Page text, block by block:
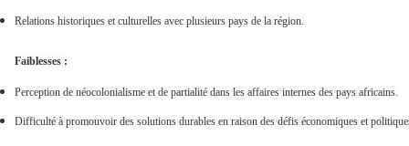
Relations historiques et culturelles avec plusieurs pays de la région.
Faiblesses :
Perception de néocolonialisme et de partialité dans les affaires internes des pays africains.
Difficulté à promouvoir des solutions durables en raison des défis économiques et